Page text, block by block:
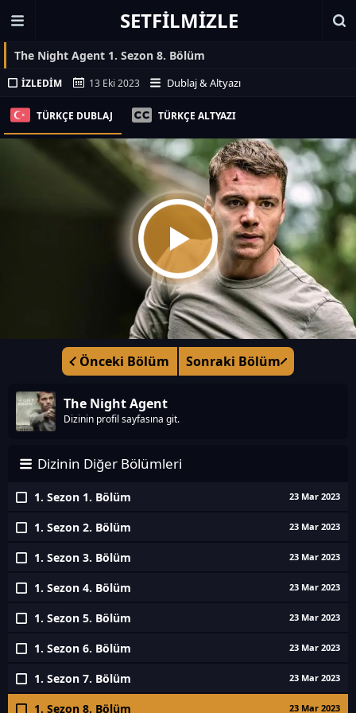
SETFILMIZLE
The Night Agent 1. Sezon 8. Bölüm
İZLEDIM 13 Eki 2023 Dublaj & Altyazı
TÜRKÇE DUBLAJ TÜRKÇE ALTYAZI
Önceki Bölüm Sonraki Bölüm
The Night Agent
Dizinin profil sayfasına git.
Dizinin Diğer Bölümleri
1. Sezon 1. Bölüm 23 Mar 2023
1. Sezon 2. Bölüm 23 Mar 2023
1. Sezon 3. Bölüm 23 Mar 2023
1. Sezon 4. Bölüm 23 Mar 2023
1. Sezon 5. Bölüm 23 Mar 2023
1. Sezon 6. Bölüm 23 Mar 2023
1. Sezon 7. Bölüm 23 Mar 2023
1. Sezon 8. Bölüm 23 Mar 2023